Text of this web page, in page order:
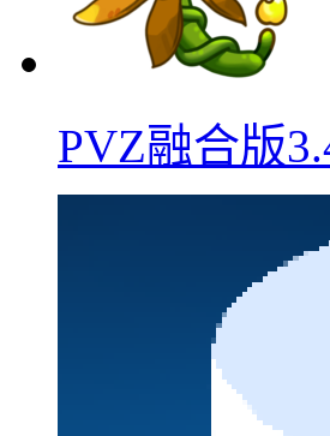
PVZ融合版